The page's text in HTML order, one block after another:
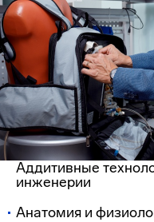
Аддитивные
инженерии
Анатомия и